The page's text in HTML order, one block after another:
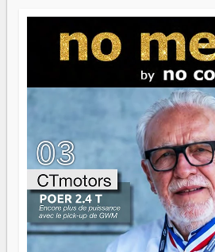
jeunes qui tiennent la torche.
s'arrêter là, applaudir et rentrer
serait passer à côté d'une chose
brûle fort — et parfois, ça brûle
direction peut éclairer autant
là que les aînés entrent en scène
gouvernail, mais pour montrer où
ont la force, les vieux ont
n'est pas un combat de
d'équipage. Partagez vos réussites,
Surtout vos échecs, d'ailleurs — ils
n'importe quel manuel. À
Il faut juste s'assurer que tout le
même sens.